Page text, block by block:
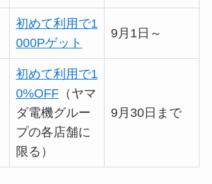
初めて利用で1
000Pゲット
9月1日～
初めて利用で1
0%OFF（ヤマ
ダ電機グルー
プの各店舗に
限る）
9月30日まで